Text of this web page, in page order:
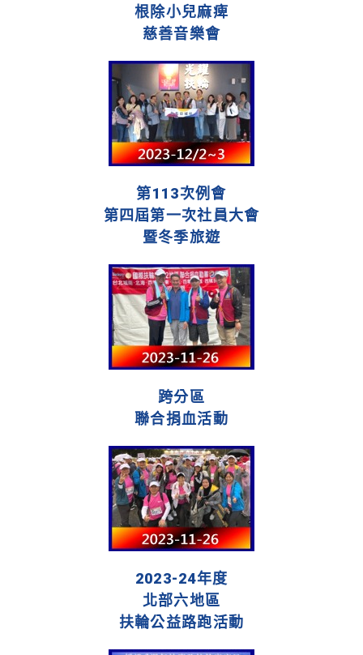
根除小兒麻痺
慈善音樂會
第113次例會
第四屆第一次社員大會
暨冬季旅遊
跨分區
聯合捐血活動
2023-24年度
北部六地區
扶輪公益路跑活動